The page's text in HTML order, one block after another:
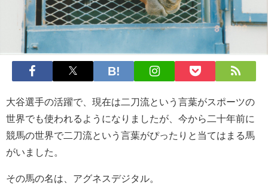
大谷選手の活躍で、現在は二刀流という言葉がスポーツの
世界でも使われるようになりましたが、今から二十年前に
競馬の世界で二刀流という言葉がぴったりと当てはまる馬
がいました。
その馬の名は、アグネスデジタル。